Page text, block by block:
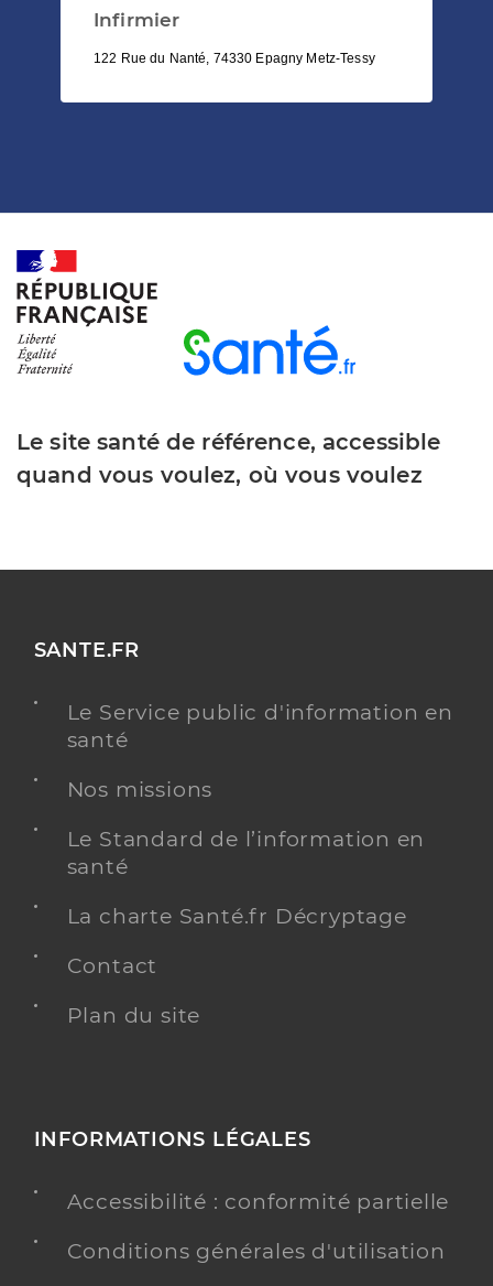
Infirmier
122 Rue du Nanté, 74330 Epagny Metz-Tessy
Le site santé de référence, accessible
quand vous voulez, où vous voulez
SANTE.FR
Le Service public d'information en
santé
Nos missions
Le Standard de l’information en
santé
La charte Santé.fr Décryptage
Contact
Plan du site
INFORMATIONS LÉGALES
Accessibilité : conformité partielle
Conditions générales d'utilisation